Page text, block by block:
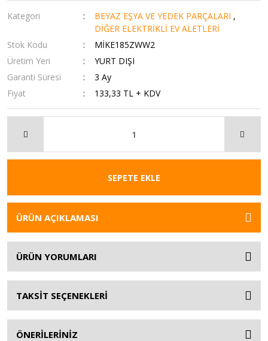
Kategori BEYAZ EŞYA VE YEDEK PARÇALARI ,
DİĞER ELEKTRİKLİ EV ALETLERİ
Stok Kodu
MİKE185ZWW2
Üretim Yeri
YURT DIŞI
Garanti Süresi
3 Ay
Fiyat
133,33 TL + KDV
SEPETE EKLE
ÜRÜN AÇIKLAMASI
ÜRÜN YORUMLARI
TAKSİT SEÇENEKLERİ
ÖNERİLERİNİZ